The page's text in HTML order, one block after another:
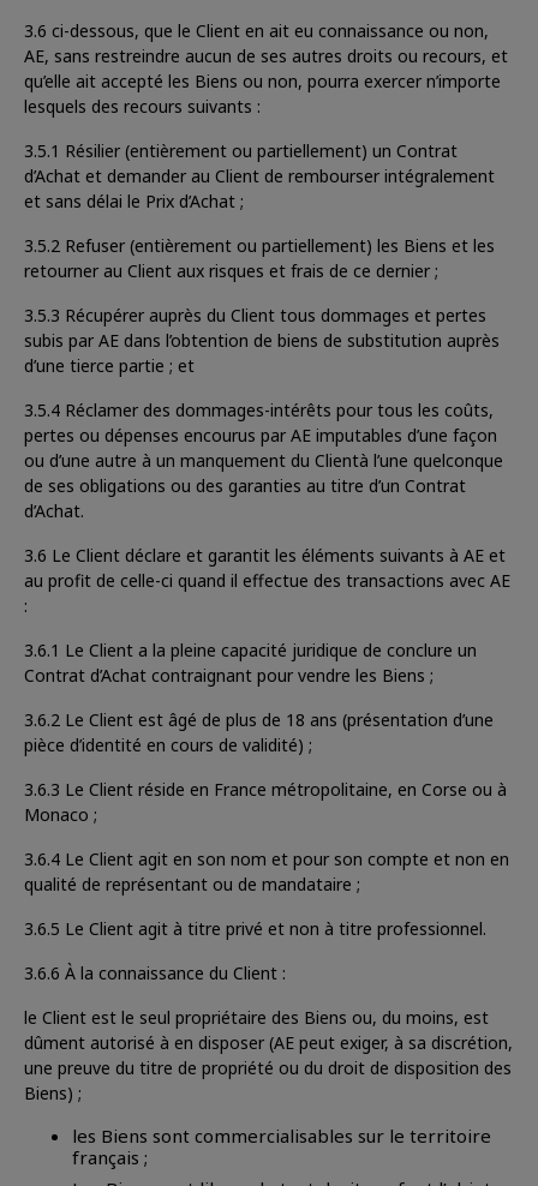
3.6 ci-dessous, que le Client en ait eu connaissance ou non,
AE, sans restreindre aucun de ses autres droits ou recours, et
qu’elle ait accepté les Biens ou non, pourra exercer n’importe
lesquels des recours suivants :
3.5.1 Résilier (entièrement ou partiellement) un Contrat
d’Achat et demander au Client de rembourser intégralement
et sans délai le Prix d’Achat ;
3.5.2 Refuser (entièrement ou partiellement) les Biens et les
retourner au Client aux risques et frais de ce dernier ;
3.5.3 Récupérer auprès du Client tous dommages et pertes
subis par AE dans l’obtention de biens de substitution auprès
d’une tierce partie ; et
3.5.4 Réclamer des dommages-intérêts pour tous les coûts,
pertes ou dépenses encourus par AE imputables d’une façon
ou d’une autre à un manquement du Clientà l’une quelconque
de ses obligations ou des garanties au titre d’un Contrat
d’Achat.
3.6 Le Client déclare et garantit les éléments suivants à AE et
au profit de celle-ci quand il effectue des transactions avec AE
:
3.6.1 Le Client a la pleine capacité juridique de conclure un
Contrat d’Achat contraignant pour vendre les Biens ;
3.6.2 Le Client est âgé de plus de 18 ans (présentation d’une
pièce d’identité en cours de validité) ;
3.6.3 Le Client réside en France métropolitaine, en Corse ou à
Monaco ;
3.6.4 Le Client agit en son nom et pour son compte et non en
qualité de représentant ou de mandataire ;
3.6.5 Le Client agit à titre privé et non à titre professionnel.
3.6.6 À la connaissance du Client :
le Client est le seul propriétaire des Biens ou, du moins, est
dûment autorisé à en disposer (AE peut exiger, à sa discrétion,
une preuve du titre de propriété ou du droit de disposition des
Biens) ;
les Biens sont commercialisables sur le territoire
français ;